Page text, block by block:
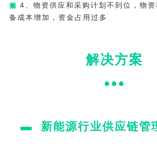
▣ 4、物资供应和采购计划不到位，物
备成本增加，资金占用过多
解决方案
●●●
▬ 新能源行业供应链